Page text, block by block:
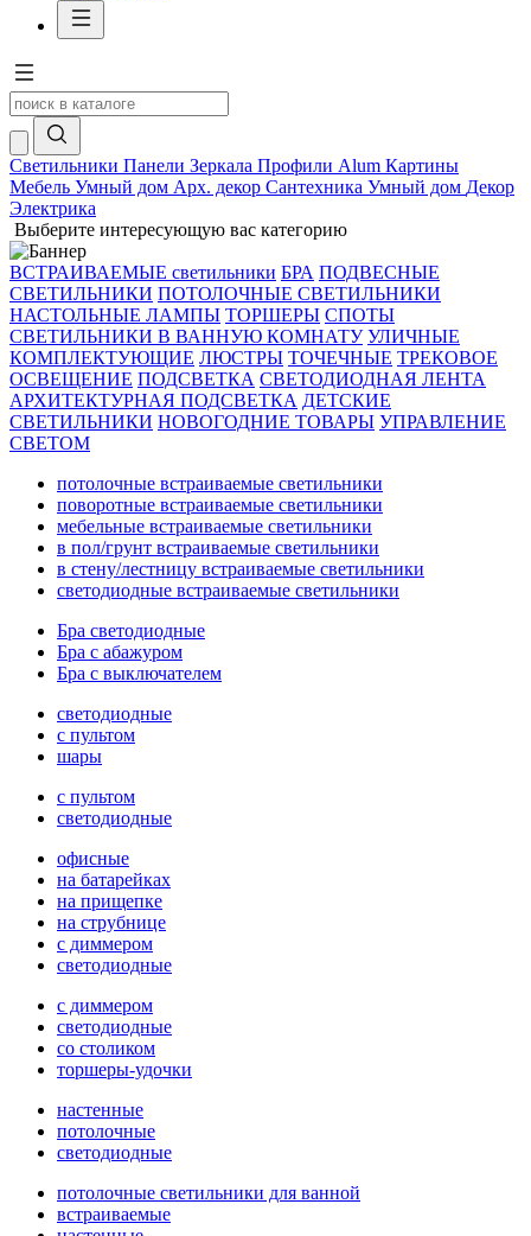
Светильники Панели Зеркала Профили Alum Картины
Мебель Умный дом Арх. декор Сантехника Умный дом Декор
Электрика
Выберите интересующую вас категорию
ВСТРАИВАЕМЫЕ светильники БРА ПОДВЕСНЫЕ
СВЕТИЛЬНИКИ ПОТОЛОЧНЫЕ СВЕТИЛЬНИКИ
НАСТОЛЬНЫЕ ЛАМПЫ ТОРШЕРЫ СПОТЫ
СВЕТИЛЬНИКИ В ВАННУЮ КОМНАТУ УЛИЧНЫЕ
КОМПЛЕКТУЮЩИЕ ЛЮСТРЫ ТОЧЕЧНЫЕ ТРЕКОВОЕ
ОСВЕЩЕНИЕ ПОДСВЕТКА СВЕТОДИОДНАЯ ЛЕНТА
АРХИТЕКТУРНАЯ ПОДСВЕТКА ДЕТСКИЕ
СВЕТИЛЬНИКИ НОВОГОДНИЕ ТОВАРЫ УПРАВЛЕНИЕ
СВЕТОМ
потолочные встраиваемые светильники
поворотные встраиваемые светильники
мебельные встраиваемые светильники
в пол/грунт встраиваемые светильники
в стену/лестницу встраиваемые светильники
светодиодные встраиваемые светильники
Бра светодиодные
Бра с абажуром
Бра с выключателем
светодиодные
с пультом
шары
с пультом
светодиодные
офисные
на батарейках
на прищепке
на струбнице
с диммером
светодиодные
с диммером
светодиодные
со столиком
торшеры-удочки
настенные
потолочные
светодиодные
потолочные светильники для ванной
встраиваемые